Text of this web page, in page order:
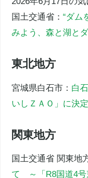
国土交通省：“ダム
みよう、森と湖と
東北地方
宮城県白石市： 白
いしＺＡＯ」に決
関東地方
国土交通省 関東地
て ～「R8国道4号